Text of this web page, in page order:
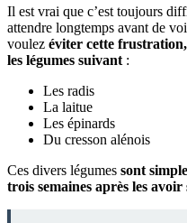
Il est vrai que c’est toujours
attendre longtemps avant de
voulez éviter cette frustration,
les légumes suivant :
Les radis
La laitue
Les épinards
Du cresson alénois
Ces divers légumes sont
trois semaines après les avoir